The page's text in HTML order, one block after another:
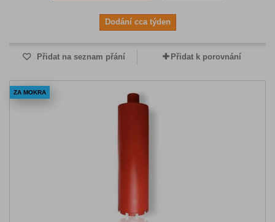
Dodání cca týden
Přidat na seznam přání Přidat k porovnání
ZA MOKRA